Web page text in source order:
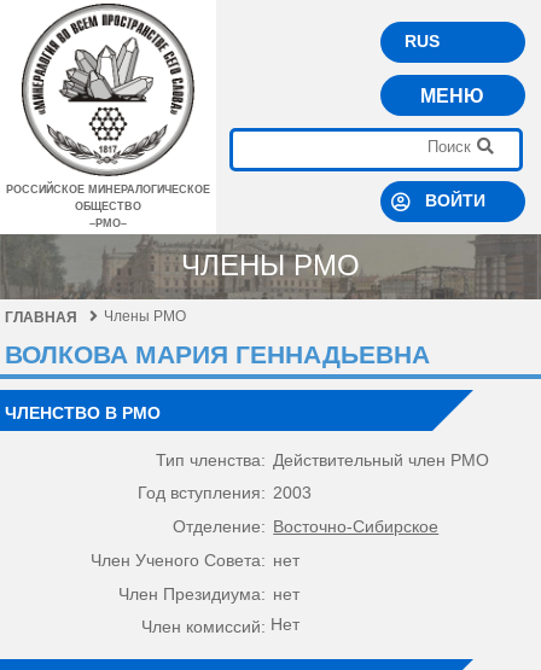
РОССИЙСКОЕ МИНЕРАЛОГИЧЕСКОЕ
ОБЩЕСТВО
–РМО–
RUS
МЕНЮ
ВОЙТИ
ЧЛЕНЫ РМО
ГЛАВНАЯ Члены РМО
ВОЛКОВА МАРИЯ ГЕННАДЬЕВНА
ЧЛЕНСТВО В РМО
Тип членства: Действительный член РМО
Год вступления: 2003
Отделение: Восточно-Сибирское
Член Ученого Совета: нет
Член Президиума: нет
Член комиссий: Нет